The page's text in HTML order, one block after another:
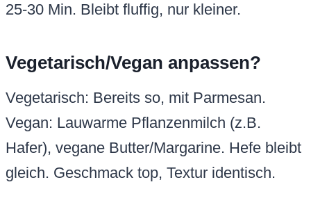
25-30 Min. Bleibt fluffig, nur kleiner.
Vegetarisch/Vegan anpassen?
Vegetarisch: Bereits so, mit Parmesan.
Vegan: Lauwarme Pflanzenmilch (z.B.
Hafer), vegane Butter/Margarine. Hefe bleibt
gleich. Geschmack top, Textur identisch.